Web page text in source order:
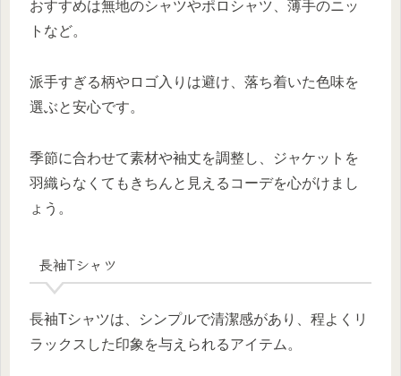
おすすめは無地のシャツやポロシャツ、薄手のニッ
トなど。
派手すぎる柄やロゴ入りは避け、落ち着いた色味を
選ぶと安心です。
季節に合わせて素材や袖丈を調整し、ジャケットを
羽織らなくてもきちんと見えるコーデを心がけまし
ょう。
長袖Tシャツ
長袖Tシャツは、シンプルで清潔感があり、程よくリ
ラックスした印象を与えられるアイテム。